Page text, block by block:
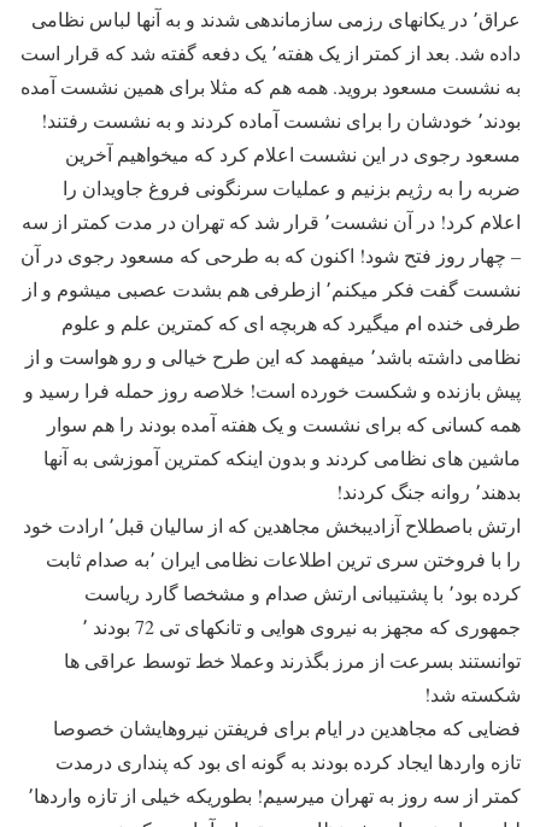
عراق٬ در یکانهای رزمی سازماندهی شدند و به آنها لباس نظامی
داده شد. بعد از کمتر از یک هفته٬ یک دفعه گفته شد که قرار است
به نشست مسعود بروید. همه هم که مثلا برای همین نشست آمده
بودند٬ خودشان را برای نشست آماده کردند و به نشست رفتند!
مسعود رجوی در این نشست اعلام کرد که میخواهیم آخرین
ضربه را به رژیم بزنیم و عملیات سرنگونی فروغ جاویدان را
اعلام کرد! در آن نشست٬ قرار شد که تهران در مدت کمتر از سه
– چهار روز فتح شود! اکنون که به طرحی که مسعود رجوی در آن
نشست گفت فکر میکنم٬ ازطرفی هم بشدت عصبی میشوم و از
طرفی خنده ام میگیرد که هربچه ای که کمترین علم و علوم
نظامی داشته باشد٬ میفهمد که این طرح خیالی و رو هواست و از
پیش بازنده و شکست خورده است! خلاصه روز حمله فرا رسید و
همه کسانی که برای نشست و یک هفته آمده بودند را هم سوار
ماشین های نظامی کردند و بدون اینکه کمترین آموزشی به آنها
بدهند٬ روانه جنگ کردند!
ارتش باصطلاح آزادیبخش مجاهدین که از سالیان قبل٬ ارادت خود
را با فروختن سری ترین اطلاعات نظامی ایران ٬به صدام ثابت
کرده بود٬ با پشتیبانی ارتش صدام و مشخصا گارد ریاست
جمهوری که مجهز به نیروی هوایی و تانکهای تی 72 بودند ٬
توانستند بسرعت از مرز بگذرند وعملا خط توسط عراقی ها
شکسته شد!
فضایی که مجاهدین در ایام برای فریفتن نیروهایشان خصوصا
تازه واردها ایجاد کرده بودند به گونه ای بود که پنداری درمدت
کمتر از سه روز به تهران میرسیم! بطوریکه خیلی از تازه واردها٬